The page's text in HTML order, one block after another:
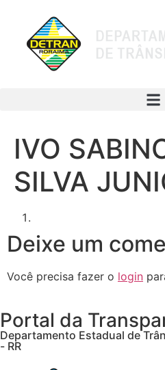
IVO
SILVA
Deixe um
Você precisa fazer o login
Portal da
Departamento Estadual de
- RR